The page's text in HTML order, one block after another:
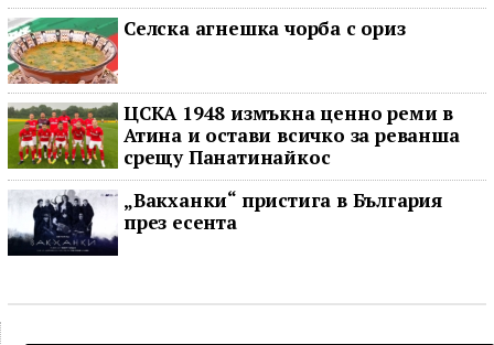
Селска агнешка чорба с ориз
ЦСКА 1948 измъкна ценно реми в
Атина и остави всичко за реванша
срещу Панатинайкос
„Вакханки“ пристига в България
през есента